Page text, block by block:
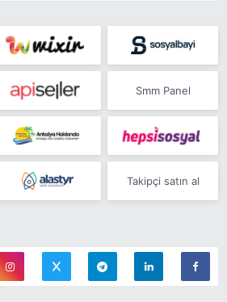
Smm Panel
Takipçi satın al